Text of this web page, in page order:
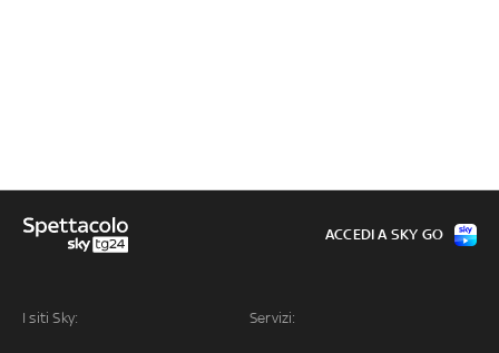
I siti Sky: Servizi:
ACCEDI A SKY GO